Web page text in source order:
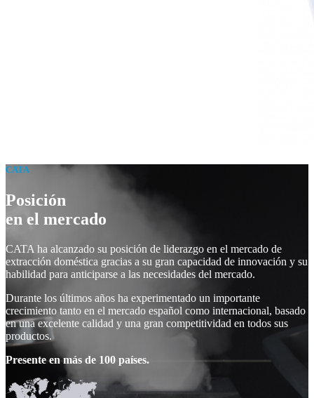
CATA
Posición
en el mercado
CATA ha alcanzado su posición de liderazgo en el mercado de
extracción doméstica gracias a su gran capacidad de innovación y su
habilidad para anticiparse a las necesidades del mercado.
Durante los últimos años ha experimentado un importante
crecimiento tanto en el mercado español como internacional, basado
en una excelente calidad y una gran competitividad en todos sus
productos.
Presente en más de 100 países.